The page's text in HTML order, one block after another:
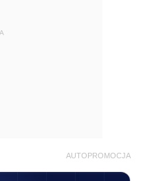
AUTOPROMOCJA